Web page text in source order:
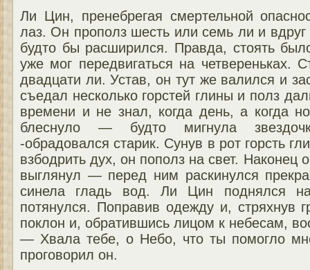
Ли Цин, пренебрегая смертельной
лаз. Он прополз шесть или семь ли и вдруг
будто бы расширился. Правда, стоять
уже мог передвигаться на четвереньках.
двадцати ли. Устав, он тут же валился и
съедал несколько горстей глины и полз
времени и не знал, когда день, а когда
блеснуло — будто мигнула
-обрадовался старик. Сунув в рот горсть
взбодрить дух, он пополз на свет. Наконец
выглянул — перед ним раскинулся
синела гладь вод. Ли Цин поднялся
потянулся. Поправив одежду и, стряхнув
поклон и, обратившись лицом к небесам,
— Хвала тебе, о Небо, что ты помогло
проговорил он.